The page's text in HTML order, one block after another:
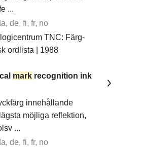
...
de, fi, fr, no
TNC: Färg-
ordlista | 1988
mark recognition ink
innehållande
möjliga reflektion,
...
de, fi, fr, no